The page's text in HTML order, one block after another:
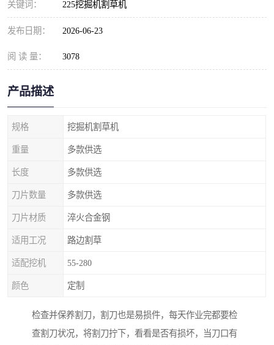
关键词： 225挖掘机割草机
发布日期： 2026-06-23
阅 读 量： 3078
产品描述
规格 挖掘机割草机
重量 多款供选
长度 多款供选
刀片数量 多款供选
刀片材质 淬火合金钢
适用工况 路边割草
适配挖机 55-280
颜色 定制
检查并保养割刀，割刀也是易损件，每天作业完都要检
查割刀状况，将割刀拧下，看看是否有损坏，当刀口有